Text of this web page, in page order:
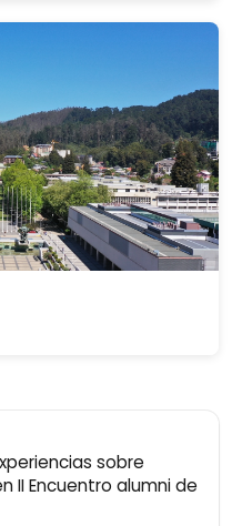
sobre
II Encuentro alumni de